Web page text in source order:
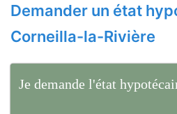
Demander un état
Corneilla-la-Rivière
Je demande l'état